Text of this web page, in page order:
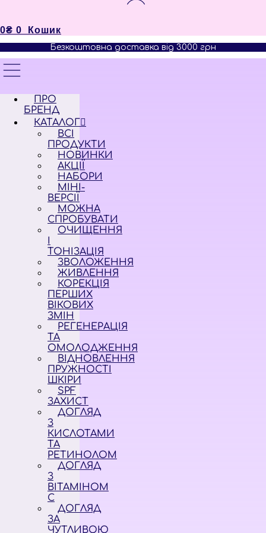
0₴ 0 Кошик
Безкоштовна доставка від 3000 грн
ПРО
БРЕНД
КАТАЛОГ
ВСІ
ПРОДУКТИ
НОВИНКИ
АКЦІЇ
НАБОРИ
МІНІ-
ВЕРСІЇ
МОЖНА
СПРОБУВАТИ
ОЧИЩЕННЯ
І
ТОНІЗАЦІЯ
ЗВОЛОЖЕННЯ
ЖИВЛЕННЯ
КОРЕКЦІЯ
ПЕРШИХ
ВІКОВИХ
ЗМІН
РЕГЕНЕРАЦІЯ
ТА
ОМОЛОДЖЕННЯ
ВІДНОВЛЕННЯ
ПРУЖНОСТІ
ШКІРИ
SPF
ЗАХИСТ
ДОГЛЯД
З
КИСЛОТАМИ
ТА
РЕТИНОЛОМ
ДОГЛЯД
З
ВІТАМІНОМ
С
ДОГЛЯД
ЗА
ЧУТЛИВОЮ